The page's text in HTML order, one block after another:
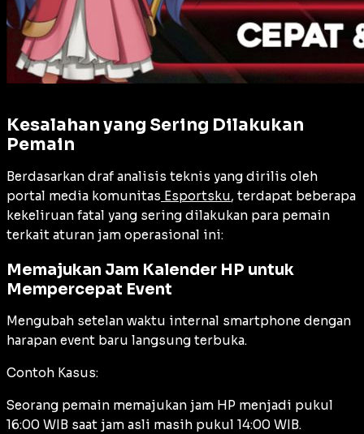
Kesalahan yang Sering Dilakukan
Pemain
Berdasarkan draf analisis teknis yang dirilis oleh
portal media komunitas Esportsku, terdapat beberapa
kekeliruan fatal yang sering dilakukan para pemain
terkait aturan jam operasional ini:
Memajukan Jam Kalender HP untuk
Mempercepat Event
Mengubah setelan waktu internal smartphone dengan
harapan event baru langsung terbuka.
Contoh Kasus:
Seorang pemain memajukan jam HP menjadi pukul
16:00 WIB saat jam asli masih pukul 14:00 WIB.